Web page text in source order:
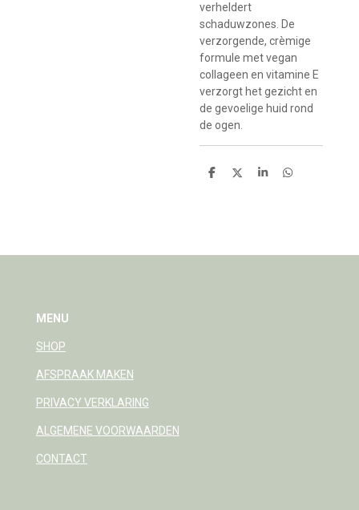
verheldert
schaduwzones. De
verzorgende, crèmige
formule met vegan
collageen en vitamine E
verzorgt het gezicht en
de gevoelige huid rond
de ogen.
D
D
S
D
MENU
SHOP
AFSPRAAK MAKEN
PRIVACY VERKLARING
ALGEMENE VOORWAARDEN
CONTACT